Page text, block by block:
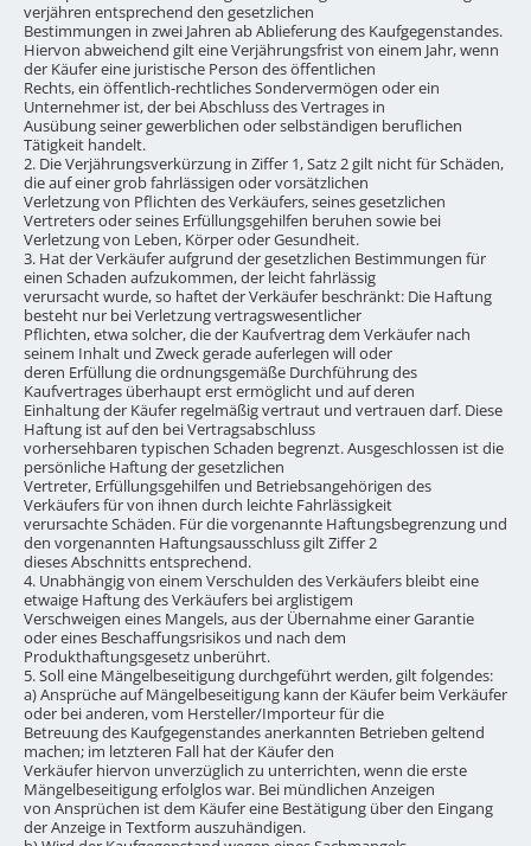
verjähren entsprechend den gesetzlichen
Bestimmungen in zwei Jahren ab Ablieferung des Kaufgegenstandes.
Hiervon abweichend gilt eine Verjährungsfrist von einem Jahr, wenn
der Käufer eine juristische Person des öffentlichen
Rechts, ein öffentlich-rechtliches Sondervermögen oder ein
Unternehmer ist, der bei Abschluss des Vertrages in
Ausübung seiner gewerblichen oder selbständigen beruflichen
Tätigkeit handelt.
2. Die Verjährungsverkürzung in Ziffer 1, Satz 2 gilt nicht für Schäden,
die auf einer grob fahrlässigen oder vorsätzlichen
Verletzung von Pflichten des Verkäufers, seines gesetzlichen
Vertreters oder seines Erfüllungsgehilfen beruhen sowie bei
Verletzung von Leben, Körper oder Gesundheit.
3. Hat der Verkäufer aufgrund der gesetzlichen Bestimmungen für
einen Schaden aufzukommen, der leicht fahrlässig
verursacht wurde, so haftet der Verkäufer beschränkt: Die Haftung
besteht nur bei Verletzung vertragswesentlicher
Pflichten, etwa solcher, die der Kaufvertrag dem Verkäufer nach
seinem Inhalt und Zweck gerade auferlegen will oder
deren Erfüllung die ordnungsgemäße Durchführung des
Kaufvertrages überhaupt erst ermöglicht und auf deren
Einhaltung der Käufer regelmäßig vertraut und vertrauen darf. Diese
Haftung ist auf den bei Vertragsabschluss
vorhersehbaren typischen Schaden begrenzt. Ausgeschlossen ist die
persönliche Haftung der gesetzlichen
Vertreter, Erfüllungsgehilfen und Betriebsangehörigen des
Verkäufers für von ihnen durch leichte Fahrlässigkeit
verursachte Schäden. Für die vorgenannte Haftungsbegrenzung und
den vorgenannten Haftungsausschluss gilt Ziffer 2
dieses Abschnitts entsprechend.
4. Unabhängig von einem Verschulden des Verkäufers bleibt eine
etwaige Haftung des Verkäufers bei arglistigem
Verschweigen eines Mangels, aus der Übernahme einer Garantie
oder eines Beschaffungsrisikos und nach dem
Produkthaftungsgesetz unberührt.
5. Soll eine Mängelbeseitigung durchgeführt werden, gilt folgendes:
a) Ansprüche auf Mängelbeseitigung kann der Käufer beim Verkäufer
oder bei anderen, vom Hersteller/Importeur für die
Betreuung des Kaufgegenstandes anerkannten Betrieben geltend
machen; im letzteren Fall hat der Käufer den
Verkäufer hiervon unverzüglich zu unterrichten, wenn die erste
Mängelbeseitigung erfolglos war. Bei mündlichen Anzeigen
von Ansprüchen ist dem Käufer eine Bestätigung über den Eingang
der Anzeige in Textform auszuhändigen.